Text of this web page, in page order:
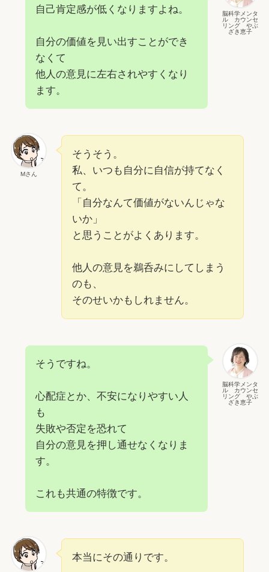
脳科学メンタ
ル カウンセ
リング やぶ
ざき恵子
自己肯定感が低くなりますよね。
自分の価値を見い出すことができ
なくて
他人の意見に左右されやすくなり
ます。
Mさん
そうそう。
私、いつも自分に自信が持てなく
て。
「自分なんて価値がないんじゃな
いか」
と思うことがよくあります。
他人の意見を鵜呑みにしてしまう
のも、
そのせいかもしれません。
脳科学メンタ
ル カウンセ
リング やぶ
ざき恵子
そうですね。
心配症とか、不安になりやすい人
も
失敗や否定を恐れて
自分の意見を押し通せなくなりま
す。
これも共通の特徴です。
本当にその通りです。